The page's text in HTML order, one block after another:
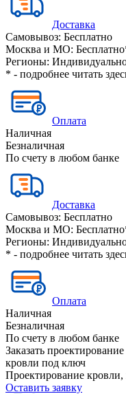
Доставка
Самовывоз: Бесплатно
Москва и МО:
Регионы:
* - подробнее читать
Оплата
Наличная
Безналичная
По счету в любом банке
Доставка
Самовывоз: Бесплатно
Москва и МО:
Регионы:
* - подробнее читать
Оплата
Наличная
Безналичная
По счету в любом банке
Заказать проектирование
кровли под ключ
Проектирование кровли,
Оставить заявку